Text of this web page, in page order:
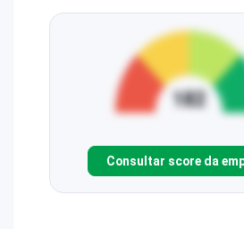
Consultar score da